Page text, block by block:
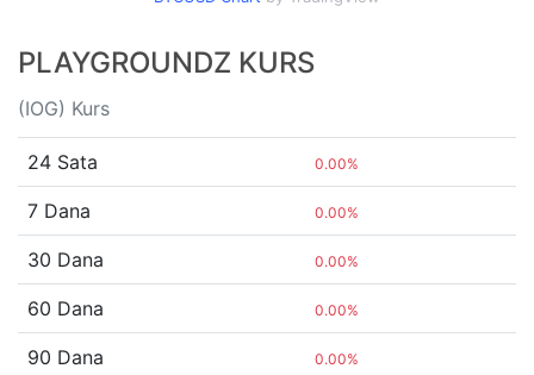
PLAYGROUNDZ KURS
(IOG) Kurs
24 Sata 0.00%
7 Dana 0.00%
30 Dana 0.00%
60 Dana 0.00%
90 Dana 0.00%